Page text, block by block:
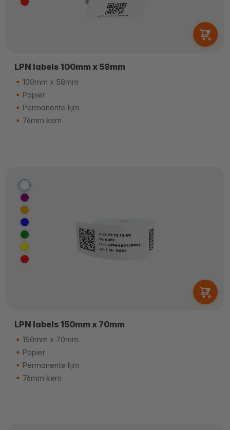
LPN labels 100mm x 58mm
100mm x 58mm
Papier
Permanente lijm
76mm kern
LPN labels 150mm x 70mm
150mm x 70mm
Papier
Permanente lijm
76mm kern